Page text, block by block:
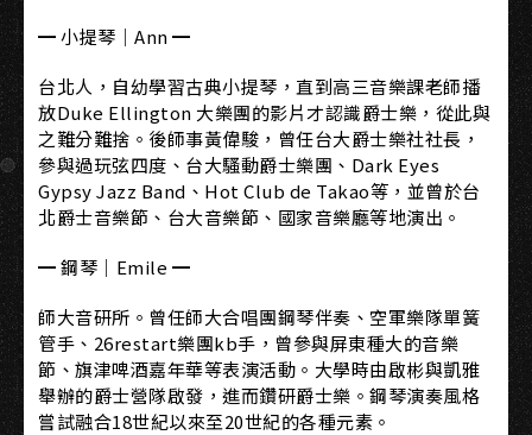
━ 小提琴｜Ann ━
台北人，自幼學習古典小提琴，直到高三音樂課老師播
放Duke Ellington 大樂團的影片才認識爵士樂，從此與
之難分難捨。後師事黃偉駿，曾任台大爵士樂社社長，
參與過玩弦四度、台大騷動爵士樂團、Dark Eyes
Gypsy Jazz Band、Hot Club de Takao等，並曾於台
北爵士音樂節、台大音樂節、國家音樂廳等地演出。
━ 鋼琴｜Emile ━
師大音研所。曾任師大合唱團鋼琴伴奏、空軍樂隊單簧
管手、26restart樂團kb手，曾參與屏東種大的音樂
節、旗津啤酒嘉年華等表演活動。大學時由啟彬與凱雅
舉辦的爵士營隊啟發，進而鑽研爵士樂。鋼琴演奏風格
嘗試融合18世紀以來至20世紀的各種元素。